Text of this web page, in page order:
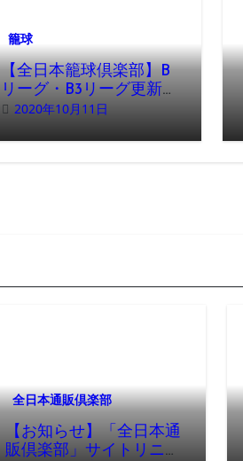
籠球
【全日本籠球倶楽部】B
リーグ・B3リーグ更新完
了2020年10月11日
全日本通販倶楽部
【お知らせ】「全日本通
販倶楽部」サイトリニュ